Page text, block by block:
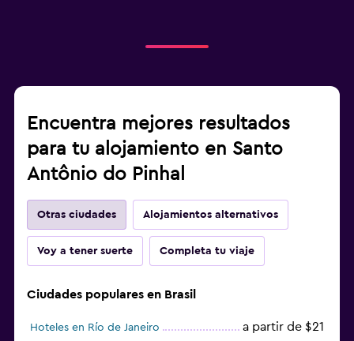
Encuentra mejores resultados
para tu alojamiento en Santo
Antônio do Pinhal
Otras ciudades Alojamientos alternativos
Voy a tener suerte Completa tu viaje
Ciudades populares en Brasil
Hoteles en Río de Janeiro a partir de $21